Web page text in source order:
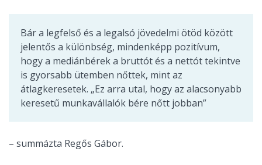
Bár a legfelső és a legalsó jövedelmi ötöd között
jelentős a különbség, mindenképp pozitívum,
hogy a mediánbérek a bruttót és a nettót tekintve
is gyorsabb ütemben nőttek, mint az
átlagkeresetek. „Ez arra utal, hogy az alacsonyabb
keresetű munkavállalók bére nőtt jobban”
– summázta Regős Gábor.